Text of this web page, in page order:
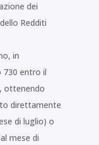
dei
Redditi
in
730 entro il
ottenendo
direttamente
di luglio) o
mese di